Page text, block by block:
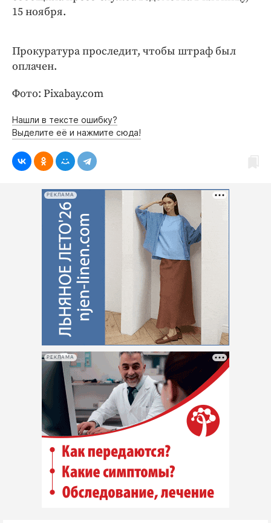
Бренд года
15 ноября.
Прокуратура проследит, чтобы штраф был
оплачен.
Фото: Pixabay.com
Нашли в тексте ошибку?
Выделите её и нажмите сюда!
РЕКЛАМА
РЕКЛАМА